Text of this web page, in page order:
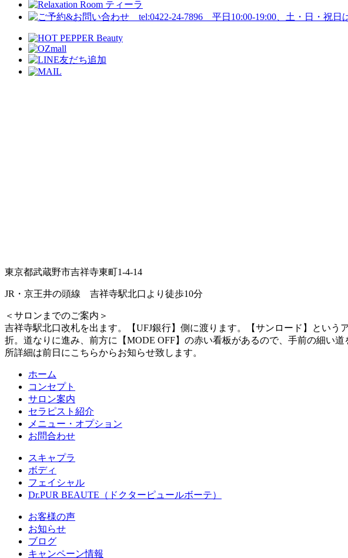
東京都武蔵野市吉祥寺東町1-4-14
JR・京王井の頭線 吉祥寺駅北口より徒歩10分
＜サロンまでのご案内＞
吉祥寺駅北口改札を出ます。【UFJ銀行】側に渡ります。【サンロード】とい
折。道なりに進み、前方に【MODE OFF】の赤い看板があるので、手前の細い
所詳細は前日にこちらからお知らせ致します。
ホーム
コンセプト
サロン案内
セラピスト紹介
メニュー・オプション
お問合わせ
スキャプラ
ボディ
フェイシャル
Dr.PUR BEAUTE（ドクターピュールボーテ）
お客様の声
お知らせ
ブログ
キャンペーン情報